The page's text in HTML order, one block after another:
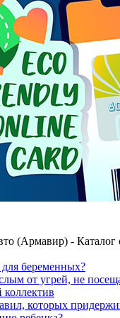
(Армавир) - Каталог
беременных?
от угрей, не
которых